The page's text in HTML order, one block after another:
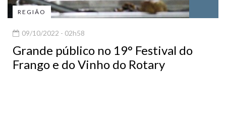
REGIÃO
09/10/2022 - 02h58
Grande público no 19° Festival do
Frango e do Vinho do Rotary